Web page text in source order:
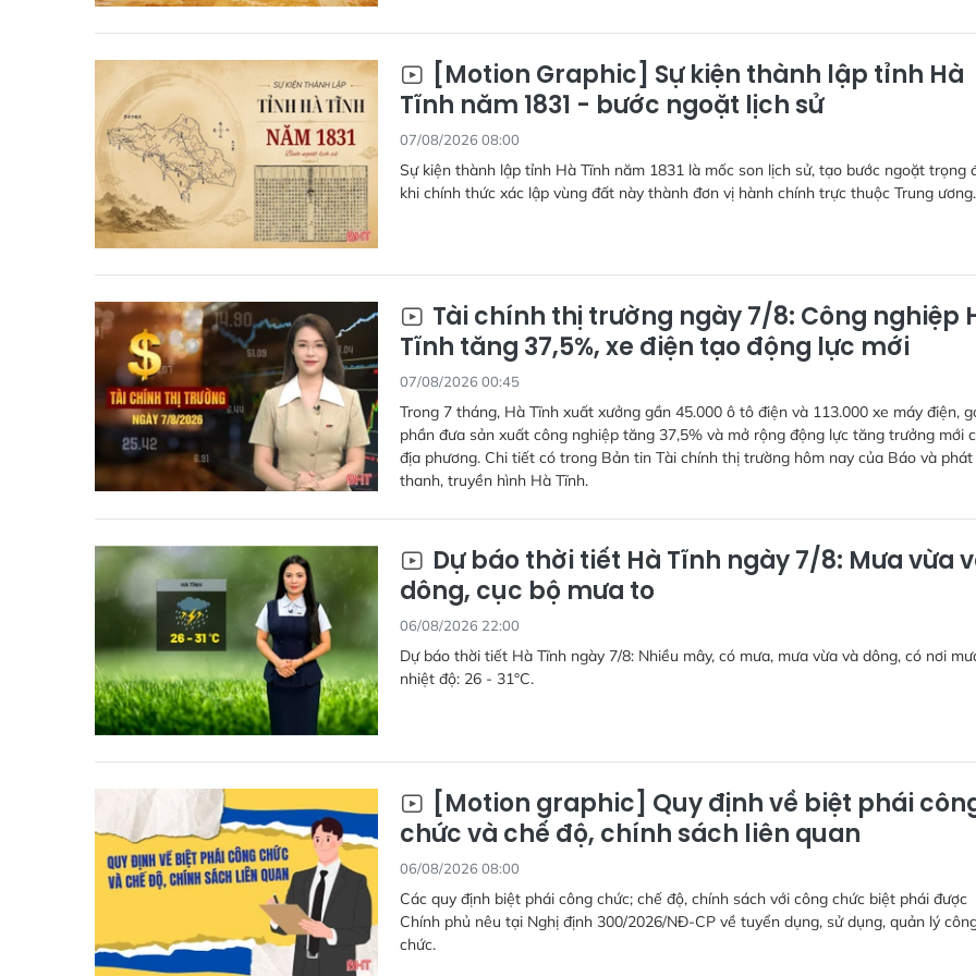
[Motion Graphic] Sự kiện thành lập tỉnh Hà
Tĩnh năm 1831 - bước ngoặt lịch sử
07/08/2026 08:00
Sự kiện thành lập tỉnh Hà Tĩnh năm 1831 là mốc son lịch sử, tạo bước ngoặt trọng
khi chính thức xác lập vùng đất này thành đơn vị hành chính trực thuộc Trung ương.
Tài chính thị trường ngày 7/8: Công nghiệp
Tĩnh tăng 37,5%, xe điện tạo động lực mới
07/08/2026 00:45
Trong 7 tháng, Hà Tĩnh xuất xưởng gần 45.000 ô tô điện và 113.000 xe máy điện,
phần đưa sản xuất công nghiệp tăng 37,5% và mở rộng động lực tăng trưởng mới
địa phương. Chi tiết có trong Bản tin Tài chính thị trường hôm nay của Báo và phát
thanh, truyền hình Hà Tĩnh.
Dự báo thời tiết Hà Tĩnh ngày 7/8: Mưa vừa
dông, cục bộ mưa to
06/08/2026 22:00
Dự báo thời tiết Hà Tĩnh ngày 7/8: Nhiều mây, có mưa, mưa vừa và dông, có nơi
nhiệt độ: 26 - 31°C.
[Motion graphic] Quy định về biệt phái
chức và chế độ, chính sách liên quan
06/08/2026 08:00
Các quy định biệt phái công chức; chế độ, chính sách với công chức biệt phái được
Chính phủ nêu tại Nghị định 300/2026/NĐ-CP về tuyển dụng, sử dụng, quản lý
chức.